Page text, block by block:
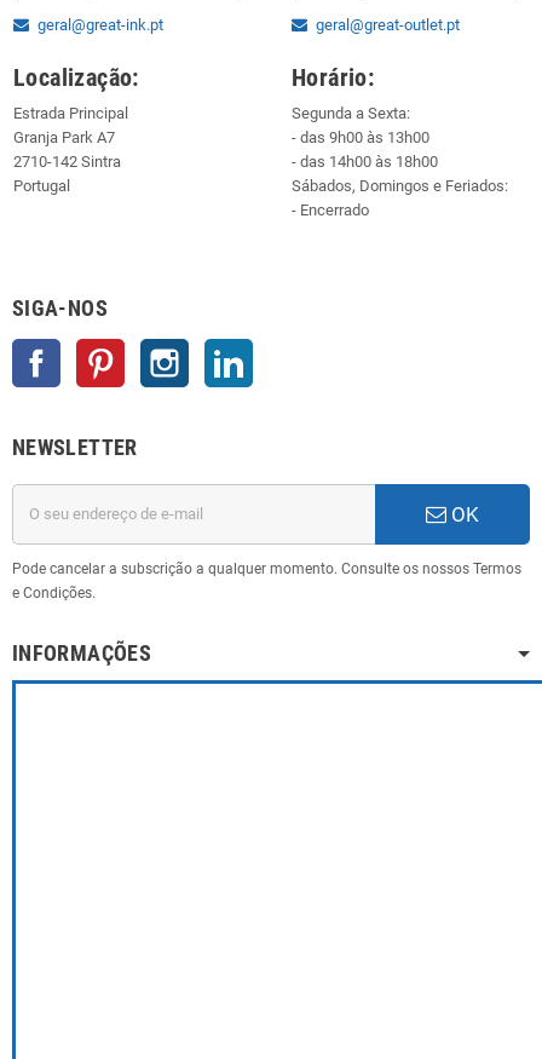
geral@great-ink.pt
geral@great-outlet.pt
Localização:
Estrada Principal
Granja Park A7
2710-142 Sintra
Portugal
Horário:
Segunda a Sexta:
- das 9h00 às 13h00
- das 14h00 às 18h00
Sábados, Domingos e Feriados:
- Encerrado
SIGA-NOS
Facebook Pinterest Instagram
NEWSLETTER
OK
Pode cancelar a subscrição a qualquer momento. Consulte os nossos Termos
e Condições.
INFORMAÇÕES